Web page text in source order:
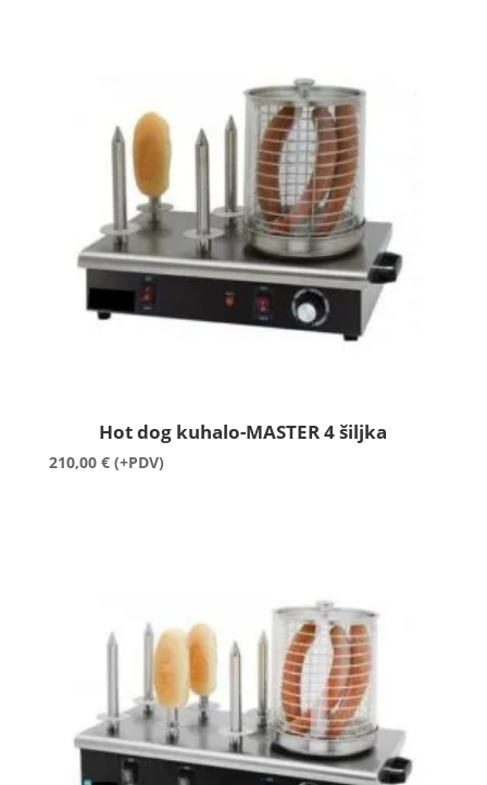
Hot dog kuhalo-MASTER 4 šiljka
210,00 € (+PDV)